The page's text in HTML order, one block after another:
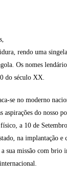
rendo uma
Os nomes
do século XX.
se no moderno
aspirações do
a 10 de
na implantação e
sua missão com